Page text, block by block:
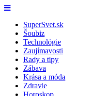
Skip
content
Menu
SuperSvet.sk
Šoubiz
Technológie
Zaujímavosti
Rady a tipy
Zábava
Krása a móda
Zdravie
Horoskop